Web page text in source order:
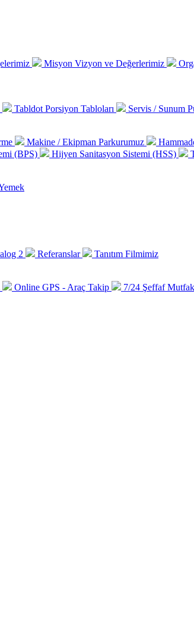
Misyon Vizyon ve Değerlerimiz
Tabldot Porsiyon Tabloları Servis / Sunum
Makine / Ekipman Parkurumuz
(BPS) Hijyen Sanitasyon Sistemi (HSS)
2 Referanslar
Tanıtım Filmimiz
Online GPS - Araç Takip 7/24 Şeffaf Mutfak